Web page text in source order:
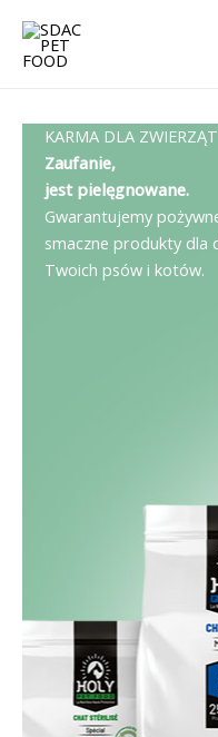
treści
KARMA DLA
Zaufanie,
jest pielęgnowane.
Gwarantujemy
smaczne produkty dla
Twoich psów i kotów.